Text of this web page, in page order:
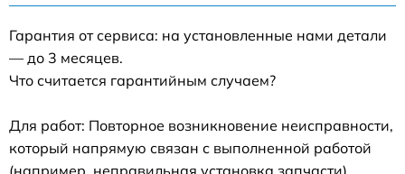
Гарантия от сервиса: на установленные нами детали
— до 3 месяцев.
Что считается гарантийным случаем?
Для работ: Повторное возникновение неисправности,
который напрямую связан с выполненной работой
(например, неправильная установка запчасти).